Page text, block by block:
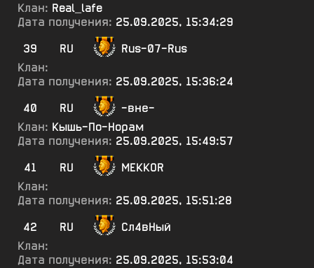
Клан: Real_lafe
Дата получения: 25.09.2025, 15:34:29
39
RU
Rus-07-Rus
Клан:
Дата получения: 25.09.2025, 15:36:24
40
RU
-вне-
Клан: Кышь-По-Норам
Дата получения: 25.09.2025, 15:49:57
41
RU
MEKKOR
Клан:
Дата получения: 25.09.2025, 15:51:28
42
RU
Сл4вНый
Клан:
Дата получения: 25.09.2025, 15:53:04